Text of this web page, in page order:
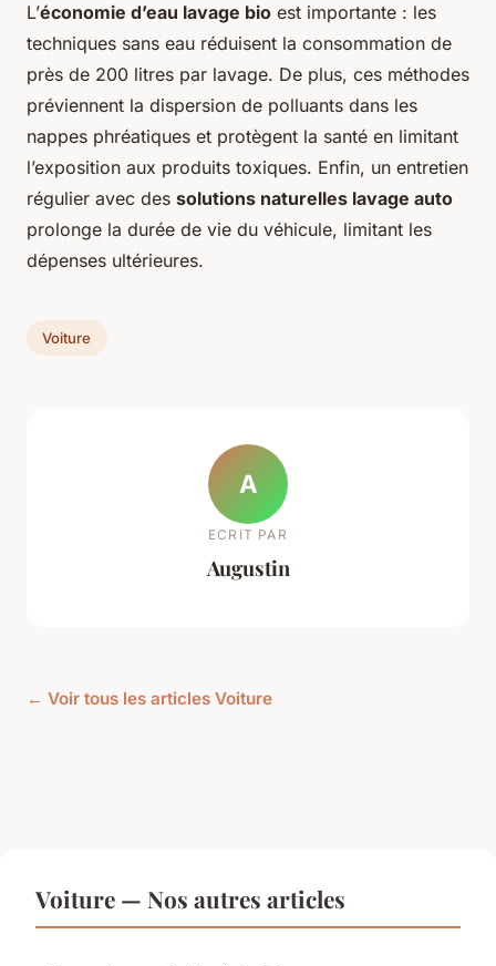
L’économie d’eau lavage bio est importante : les
techniques sans eau réduisent la consommation de
près de 200 litres par lavage. De plus, ces méthodes
préviennent la dispersion de polluants dans les
nappes phréatiques et protègent la santé en limitant
l’exposition aux produits toxiques. Enfin, un entretien
régulier avec des solutions naturelles lavage auto
prolonge la durée de vie du véhicule, limitant les
dépenses ultérieures.
Voiture
A
ECRIT PAR
Augustin
← Voir tous les articles Voiture
Voiture — Nos autres articles